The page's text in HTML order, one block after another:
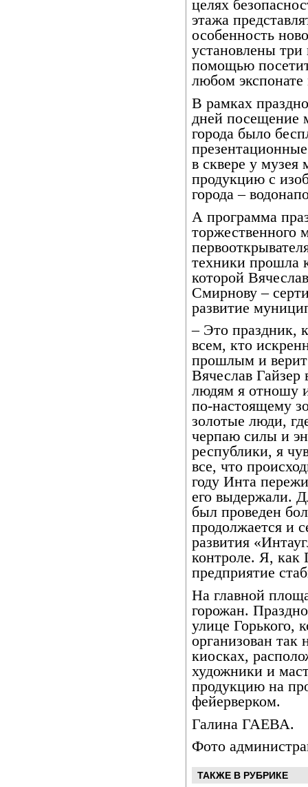
целях
этажа
особенность
установлены
помощью
любом экспонате
В рамках
дней посещение
города было
в сквере у
продукцию с
города –
А программа
торжественного
техники прошла
которой
Смирнову –
развитие
– Это праздник,
всем, кто
прошлым и верит
Вячеслав
людям я отношу
по-настоящему
золотые люди,
черпаю силы и
республики, я
все, что
году Инта
его выдержали.
был проведен
продолжается и
развития
контроле. Я, как
предприятие
На главной
горожан.
улице Горького,
организован
киосках,
художники и
продукцию на
фейерверком.
Галина ГАЕВА.
Фото
ТАКЖЕ В РУБРИКЕ